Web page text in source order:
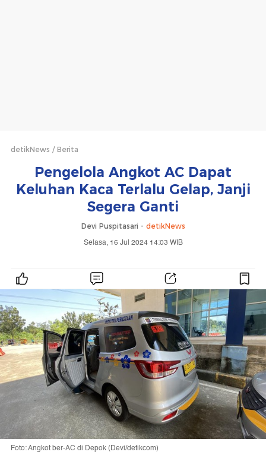
detikNews Berita
Pengelola Angkot AC Dapat
Keluhan Kaca Terlalu Gelap, Janji
Segera Ganti
Devi Puspitasari - detikNews
Selasa, 16 Jul 2024 14:03 WIB
Foto: Angkot ber-AC di Depok (Devi/detikcom)